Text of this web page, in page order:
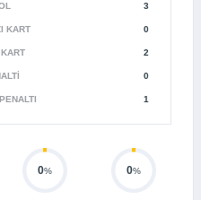
3
KART 0
2
0
1
0% 0%